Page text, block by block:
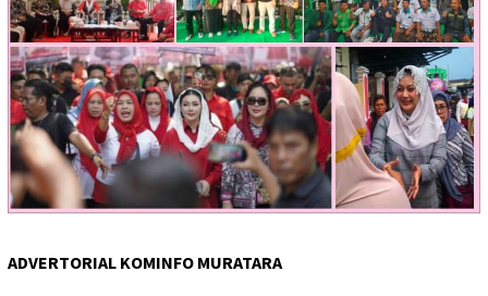
ADVERTORIAL KOMINFO MURATARA